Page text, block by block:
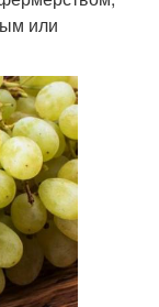
или